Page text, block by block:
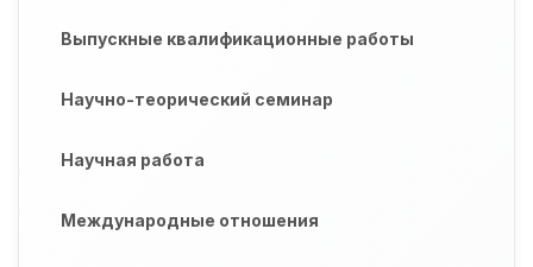
Выпускные квалификационные работы
Научно-теорический семинар
Научная работа
Международные отношения